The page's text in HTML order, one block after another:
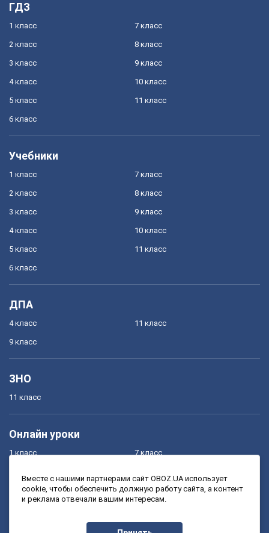
ГДЗ
1 класс
2 класс
3 класс
4 класс
5 класс
6 класс
7 класс
8 класс
9 класс
10 класс
11 класс
Учебники
1 класс
2 класс
3 класс
4 класс
5 класс
6 класс
7 класс
8 класс
9 класс
10 класс
11 класс
ДПА
4 класс
9 класс
11 класс
ЗНО
11 класс
Онлайн уроки
1 класс
3 класс
7 класс
9 класс
Вместе с нашими партнерами сайт OBOZ.UA использует
cookie, чтобы обеспечить должную работу сайта, а контент
и реклама отвечали вашим интересам.